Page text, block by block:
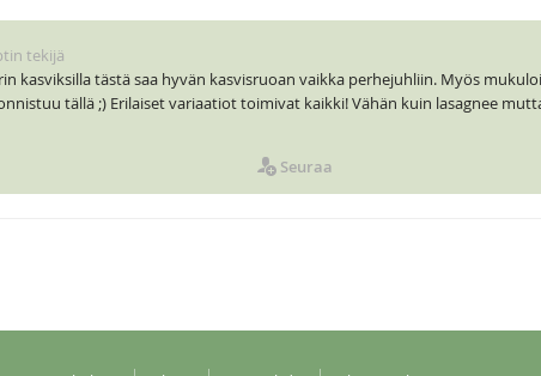
tekijä
kasviksilla tästä saa hyvän kasvisruoan vaikka perhejuhliin. Myös
tällä ;) Erilaiset variaatiot toimivat kaikki! Vähän kuin lasagnee
Seuraa